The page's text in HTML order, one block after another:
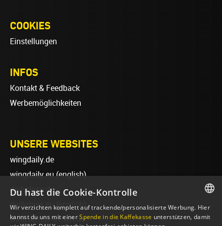
COOKIES
Einstellungen
INFOS
Kontakt & Feedback
Werbemöglichkeiten
UNSERE WEBSITES
wingdaily.de
wingdaily.eu(english)
dailydose.de
dailydose.eu (english)
wingsurfen-lernen.de
GERMAN
Du hast die Cookie-Kontrolle
Wir verzichten komplett auf trackende/personalisierte Werbung. Hier
kannst du uns mit einerSpende in die Kaffekasse unterstützen, damit